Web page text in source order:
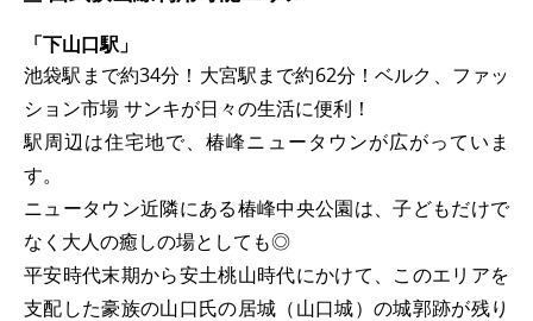
「下山口駅」
池袋駅まで約34分！大宮駅まで約62分！ベルク、ファッ
ション市場 サンキが日々の生活に便利！
駅周辺は住宅地で、椿峰ニュータウンが広がっていま
す。
ニュータウン近隣にある椿峰中央公園は、子どもだけで
なく大人の癒しの場としても◎
平安時代末期から安土桃山時代にかけて、このエリアを
支配した豪族の山口氏の居城（山口城）の城郭跡が残り